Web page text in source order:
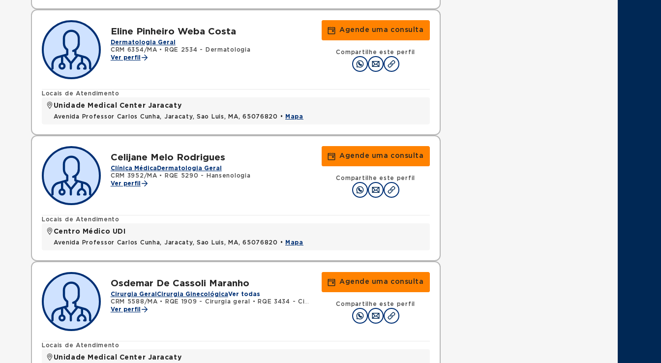
Eline Pinheiro Weba Costa
Dermatologia Geral
CRM 6354/MA •
RQE 2534 - Dermatologia
Ver perfil
Agende uma consulta
Compartilhe este perfil
Locais de Atendimento
Unidade Medical Center Jaracaty
Avenida Professor Carlos Cunha, Jaracaty, Sao Luis, MA, 65076820 • Mapa
Celijane Melo Rodrigues
Clínica Médica Dermatologia Geral
CRM 3952/MA •
RQE 5290 - Hansenologia
Ver perfil
Agende uma consulta
Compartilhe este perfil
Locais de Atendimento
Centro Médico UDI
Avenida Professor Carlos Cunha, Jaracaty, Sao Luis, MA, 65076820 • Mapa
Osdemar De Cassoli Maranho
Cirurgia Geral Cirurgia GinecológicaVer todas
CRM 5588/MA • RQE 1909 - Cirurgia geral •
RQE 3434 - Cirurgia oncológica
Ver perfil
Agende uma consulta
Compartilhe este perfil
Locais de Atendimento
Unidade Medical Center Jaracaty